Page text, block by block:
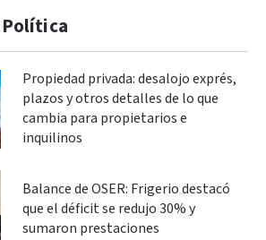
Política
Propiedad privada: desalojo exprés,
plazos y otros detalles de lo que
cambia para propietarios e
inquilinos
Balance de OSER: Frigerio destacó
que el déficit se redujo 30% y
sumaron prestaciones